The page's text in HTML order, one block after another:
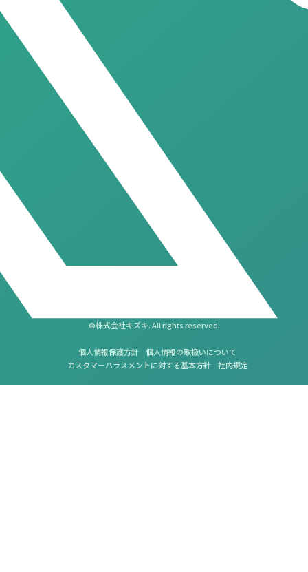
©株式会社キズキ. All rights reserved.
個人情報保護方針
個人情報の取扱いについて
カスタマーハラスメントに対する基本方針
社内規定